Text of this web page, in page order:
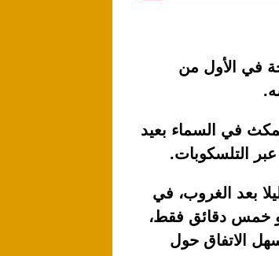
الساعة 06:12 بتوقيت الدوحة في الأول من
سيمكث في السماء بعيد
التلسكوبات.
بعد الغروب، في
خمس دقائق فقط،
الاتفاق حول